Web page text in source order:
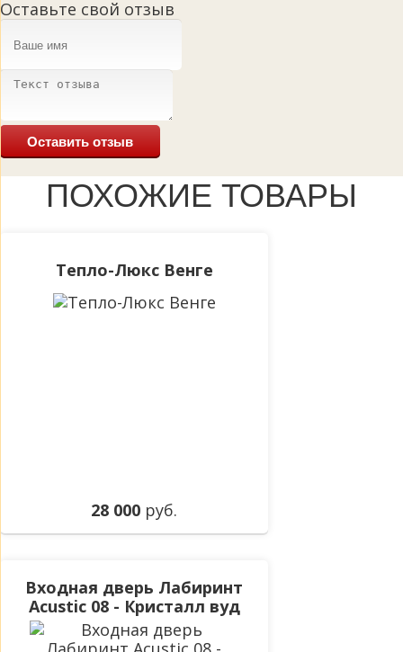
Оставьте свой отзыв
Оставить отзыв
ПОХОЖИЕ ТОВАРЫ
Тепло-Люкс Венге
28 000 руб.
Входная дверь Лабиринт
Acustic 08 - Кристалл вуд